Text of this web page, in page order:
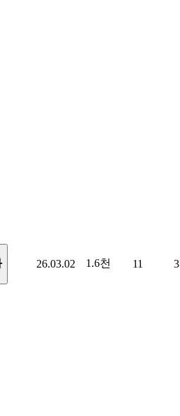
26.03.02 1.6천 11 3